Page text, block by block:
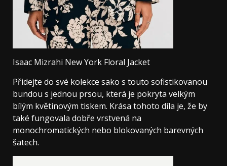
Isaac Mizrahi New York Floral Jacket
Přidejte do své kolekce sako s touto sofistikovanou
bundou s jednou prsou, která je pokryta velkým
bílým květinovým tiskem. Krása tohoto díla je, že by
také fungovala dobře vrstvená na
monochromatických nebo blokovaných barevných
šatech.